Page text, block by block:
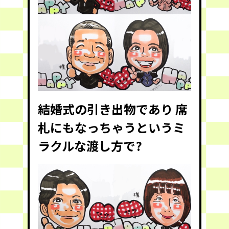
結婚式の引き出物であり 席
札にもなっちゃうというミ
ラクルな渡し方で?